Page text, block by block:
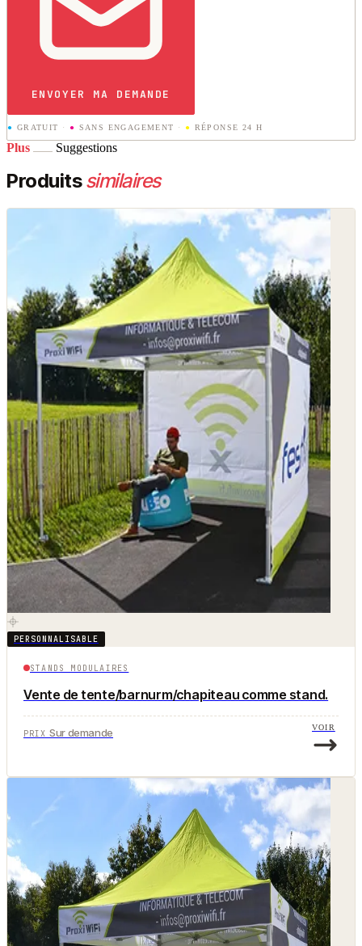
ENVOYER MA DEMANDE
● GRATUIT · ● SANS ENGAGEMENT · ● RÉPONSE 24 H
Plus Suggestions
Produitssimilaires
PERSONNALISABLE
STANDS MODULAIRES
Vente de tente/barnurm/chapiteau comme stand.
PRIX Sur demande VOIR